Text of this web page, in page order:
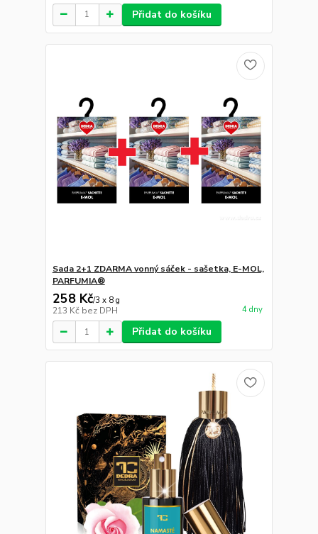
Přidat do košíku
Sada 2+1 ZDARMA vonný sáček - sašetka, E-MOL,
PARFUMIA®
258 Kč/3 x 8 g
213 Kč bez DPH 4 dny
Přidat do košíku